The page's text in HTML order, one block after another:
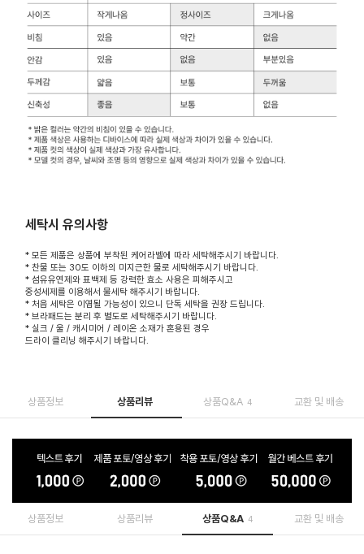
세탁시 유의사항
* 모든 제품은 상품에 부착된 케어라벨에 따라 세탁해주시기 바랍니다.
* 찬물 또는 30도 이하의 미지근한 물로 세탁해주시기 바랍니다.
* 섬유유연제와 표백제 등 강력한 효소 사용은 피해주시고
중성세제를 이용해서 물세탁 해주시기 바랍니다.
* 처음 세탁은 이염될 가능성이 있으니 단독 세탁을 권장 드립니다.
* 브라패드는 분리 후 별도로 세탁해주시기 바랍니다.
* 실크 / 울 / 캐시미어 / 레이온 소재가 혼용된 경우
드라이 클리닝 해주시기 바랍니다.
상품정보 상품리뷰 상품Q&A 4 교환 및 배송
상품정보 상품리뷰 상품Q&A 4 교환 및 배송